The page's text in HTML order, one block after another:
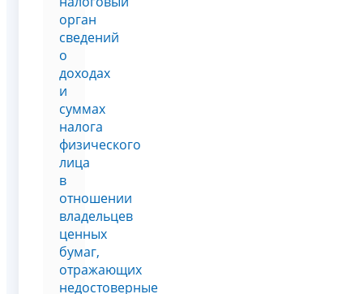
орган
сведений
о
доходах
и
суммах
налога
физического
лица
в
отношении
владельцев
ценных
бумаг,
отражающих
недостоверные